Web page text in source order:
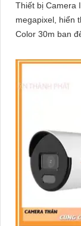
Thiết bị Camera
megapixel, hiển thị chất
Color 30m ban